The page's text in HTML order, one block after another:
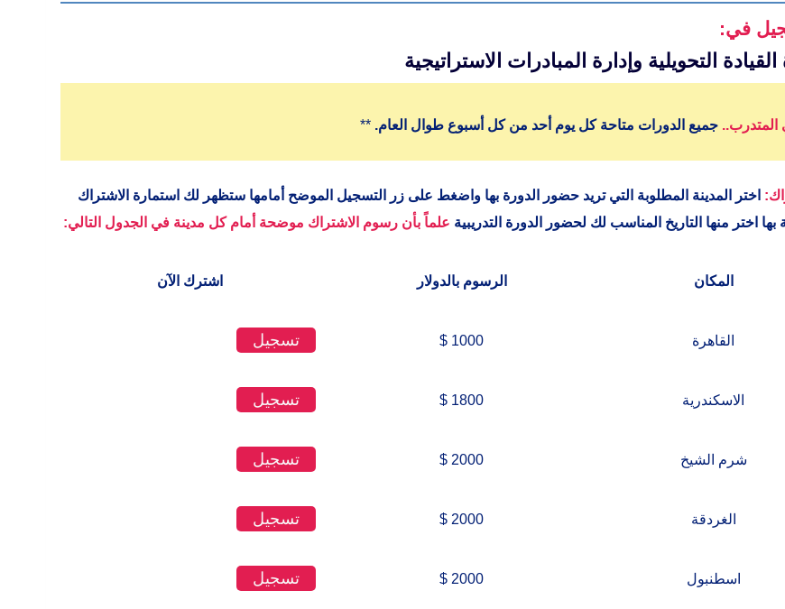
في:
التحويلية وإدارة المبادرات الاستراتيجية
المتدرب.. جميع الدورات متاحة كل يوم أحد من كل أسبوع طوال العام. **
اختر المدينة المطلوبة التي تريد حضور الدورة بها واضغط على زر التسجيل الموضح أمامها ستظهر لك استمارة الاشتراك
بها اختر منها التاريخ المناسب لك لحضور الدورة التدريبية علماً بأن رسوم الاشتراك موضحة أمام كل مدينة في الجدول التالي:
المكان الرسوم بالدولار اشترك الآن
القاهرة 1000 $ تسجيل
الاسكندرية 1800 $ تسجيل
شرم الشيخ 2000 $ تسجيل
الغردقة 2000 $ تسجيل
اسطنبول 2000 $ تسجيل